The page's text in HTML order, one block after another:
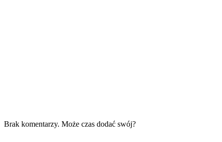
Brak komentarzy. Może czas dodać swój?